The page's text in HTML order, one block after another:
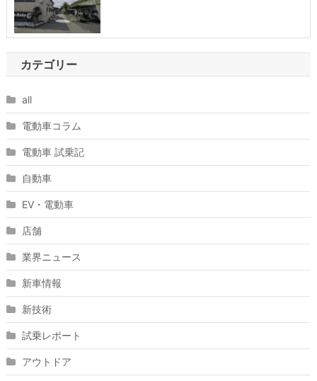
カテゴリー
all
電動車コラム
電動車 試乗記
自動車
EV・電動車
店舗
業界ニュース
新車情報
新技術
試乗レポート
アウトドア